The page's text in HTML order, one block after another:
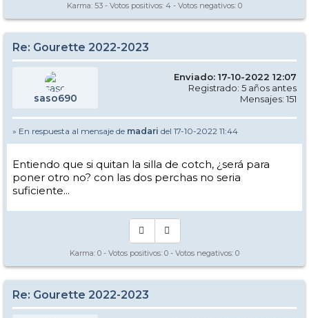
Karma: 53 - Votos positivos: 4 - Votos negativos: 0
Re: Gourette 2022-2023
saso690
Enviado: 17-10-2022 12:07
Registrado: 5 años antes
Mensajes: 151
» En respuesta al mensaje de madari del 17-10-2022 11:44
Entiendo que si quitan la silla de cotch, ¿será para
poner otro no? con las dos perchas no seria
suficiente...
Karma: 0 - Votos positivos: 0 - Votos negativos: 0
Re: Gourette 2022-2023